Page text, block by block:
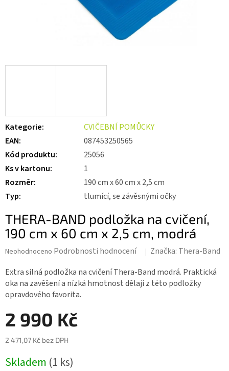
Kategorie:
CVIČEBNÍ POMŮCKY
EAN:
087453250565
Kód produktu:
25056
Ks v kartonu:
1
Rozměr:
190 cm x 60 cm x 2,5 cm
Typ: tlumící, se závěsnými očky
THERA-BAND podložka na cvičení,
190 cm x 60 cm x 2,5 cm, modrá
Průměrné
produktu
0,0
z 5
Neohodnoceno Podrobnosti hodnocení Značka: Thera-Band
Extra silná podložka na cvičení Thera-Band modrá. Praktická
oka na zavěšení a nízká hmotnost dělají z této podložky
opravdového favorita.
2 990 Kč
2 471,07 Kč bez DPH
cena:
Skladem (1 ks)